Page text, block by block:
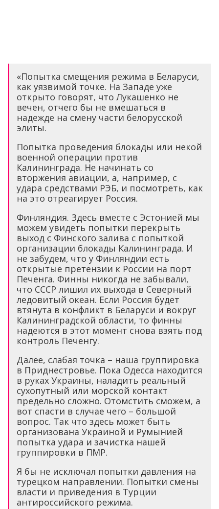
«Попытка смещения режима в Беларуси,
как уязвимой точке. На Западе уже
открыто говорят, что Лукашенко не
вечен, отчего бы не вмешаться в
надежде на смену части белорусской
элиты.
Попытка проведения блокады или некой
военной операции против
Калининграда. Не начинать со
вторжения авиации, а, например, с
удара средствами РЭБ, и посмотреть, как
на это отреагирует Россия.
Финляндия. Здесь вместе с Эстонией мы
можем увидеть попытки перекрыть
выход с Финского залива с попыткой
организации блокады Калининграда. И
не забудем, что у Финляндии есть
открытые претензии к России на порт
Печенга. Финны никогда не забывали,
что СССР лишил их выхода в Северный
ледовитый океан. Если Россия будет
втянута в конфликт в Беларуси и вокруг
Калининградской области, то финны
надеются в этот момент снова взять под
контроль Печенгу.
Далее, слабая точка – наша группировка
в Приднестровье. Пока Одесса находится
в руках Украины, наладить реальный
сухопутный или морской контакт
предельно сложно. Отомстить сможем, а
вот спасти в случае чего – большой
вопрос. Так что здесь может быть
организована Украиной и Румынией
попытка удара и зачистка нашей
группировки в ПМР.
Я бы не исключал попытки давления на
турецком направлении. Попытки смены
власти и приведения в Турции
антироссийского режима.